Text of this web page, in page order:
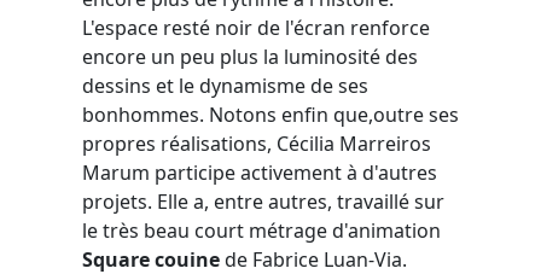
L'espace resté noir de l'écran renforce
encore un peu plus la luminosité des
dessins et le dynamisme de ses
bonhommes. Notons enfin que,outre ses
propres réalisations, Cécilia Marreiros
Marum participe activement à d'autres
projets. Elle a, entre autres, travaillé sur
le très beau court métrage d'animation
Square couinede Fabrice Luan-Via.